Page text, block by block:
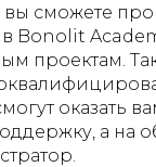
сможете
в Bonolit
проектам.
оказать
а на